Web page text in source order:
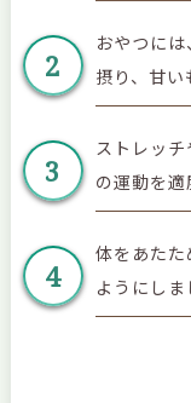
2
おやつに
摂り、甘い
3
ストレッ
の運動を
4
体をあた
ようにしま